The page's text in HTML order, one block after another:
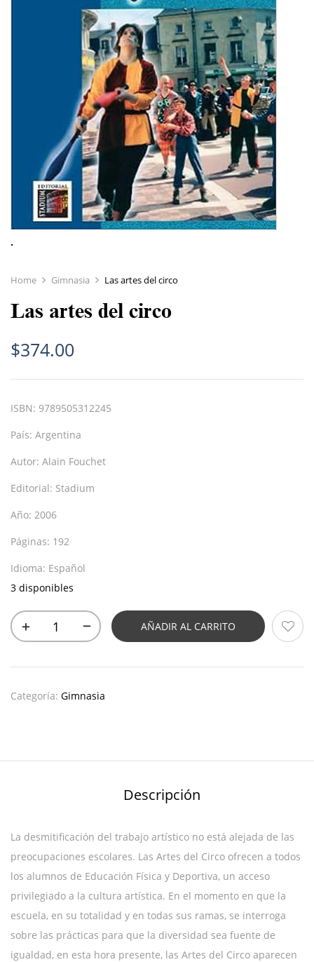
Home Gimnasia Las artes del circo
Las artes del circo
$374.00
ISBN: 9789505312245
País: Argentina
Autor: Alain Fouchet
Editorial: Stadium
Año: 2006
Páginas: 192
Idioma: Español
3 disponibles
AÑADIR AL CARRITO
Categoría: Gimnasia
Descripción
La desmitificación del trabajo artístico no está alejada de las
preocupaciones escolares. Las Artes del Circo ofrecen a todos
los alumnos de Educación Física y Deportiva, un acceso
privilegiado a la cultura artística. En el momento en que la
escuela, en su totalidad y en todas sus ramas, se interroga
sobre las prácticas para que la diversidad sea fuente de
igualdad, en esta hora presente, las Artes del Circo aparecen